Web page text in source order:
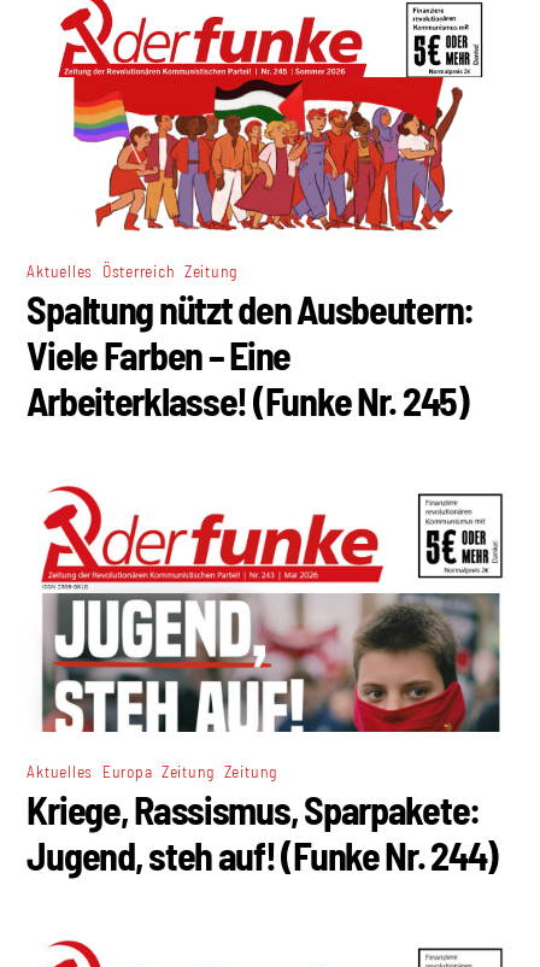
Aktuelles Österreich Zeitung
Spaltung nützt den Ausbeutern:
Viele Farben – Eine
Arbeiterklasse! (Funke Nr. 245)
Aktuelles Europa Zeitung Zeitung
Kriege, Rassismus, Sparpakete:
Jugend, steh auf! (Funke Nr. 244)